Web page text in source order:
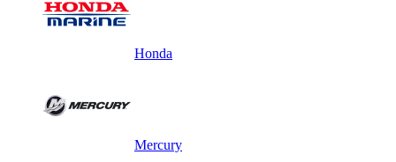
Honda
Mercury